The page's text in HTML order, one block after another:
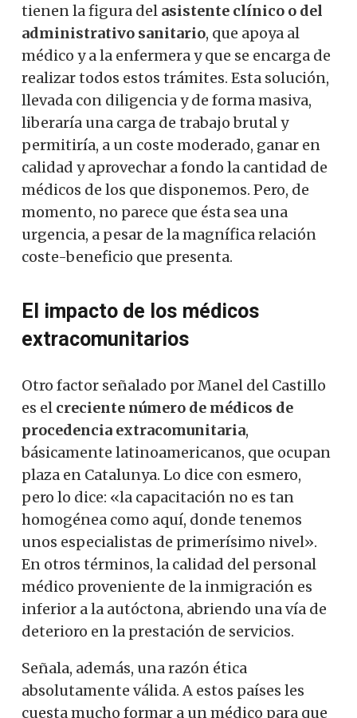
tienen la figura del asistente clínico o del
administrativo sanitario, que apoya al
médico y a la enfermera y que se encarga de
realizar todos estos trámites. Esta solución,
llevada con diligencia y de forma masiva,
liberaría una carga de trabajo brutal y
permitiría, a un coste moderado, ganar en
calidad y aprovechar a fondo la cantidad de
médicos de los que disponemos. Pero, de
momento, no parece que ésta sea una
urgencia, a pesar de la magnífica relación
coste-beneficio que presenta.
El impacto de los médicos
extracomunitarios
Otro factor señalado por Manel del Castillo
es el creciente número de médicos de
procedencia extracomunitaria,
básicamente latinoamericanos, que ocupan
plaza en Catalunya. Lo dice con esmero,
pero lo dice: «la capacitación no es tan
homogénea como aquí, donde tenemos
unos especialistas de primerísimo nivel».
En otros términos, la calidad del personal
médico proveniente de la inmigración es
inferior a la autóctona, abriendo una vía de
deterioro en la prestación de servicios.
Señala, además, una razón ética
absolutamente válida. A estos países les
cuesta mucho formar a un médico para que